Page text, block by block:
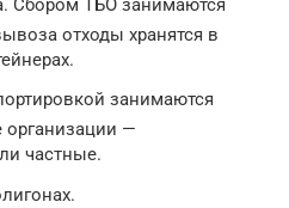
отходы хранятся в
занимаются
—
частные.